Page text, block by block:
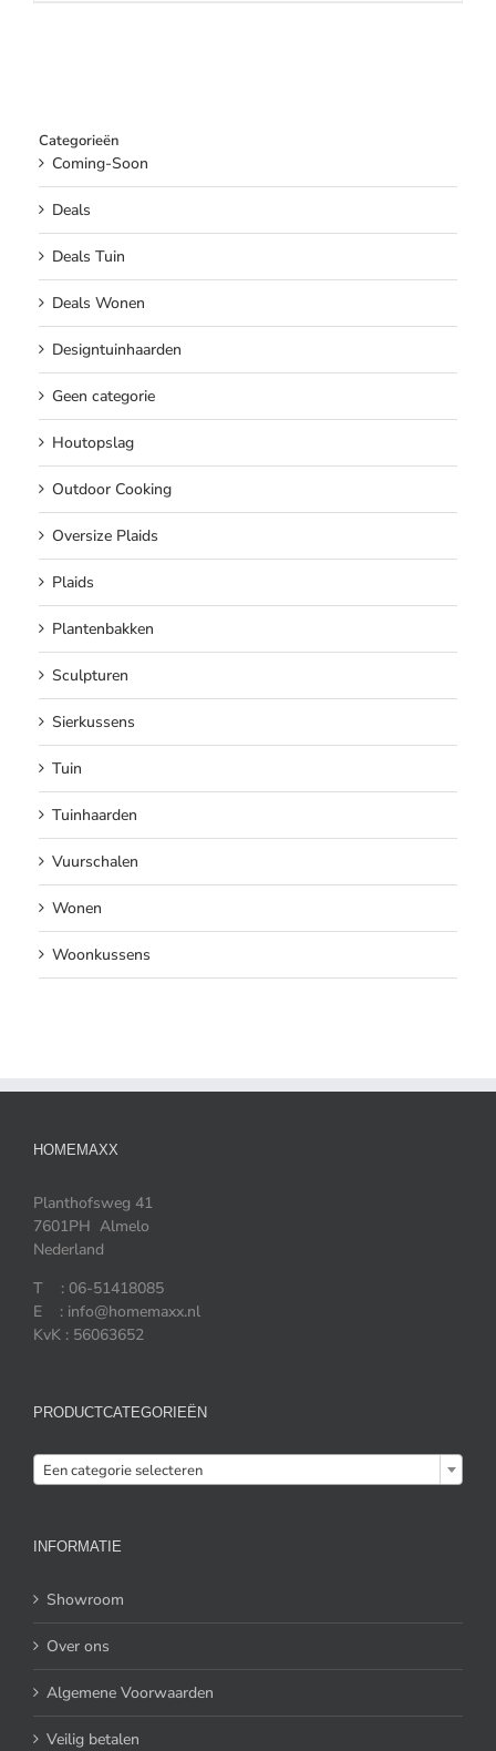
Categorieën
Coming-Soon
Deals
Deals Tuin
Deals Wonen
Designtuinhaarden
Geen categorie
Houtopslag
Outdoor Cooking
Oversize Plaids
Plaids
Plantenbakken
Sculpturen
Sierkussens
Tuin
Tuinhaarden
Vuurschalen
Wonen
Woonkussens
HOMEMAXX
Planthofsweg 41
7601PH Almelo
Nederland
T : 06-51418085
E : info@homemaxx.nl
KvK : 56063652
PRODUCTCATEGORIEËN
Een categorie selecteren
INFORMATIE
Showroom
Over ons
Algemene Voorwaarden
Veilig betalen